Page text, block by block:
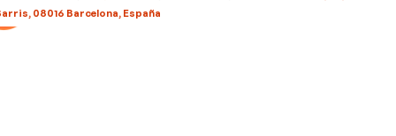
08016 Barcelona, España